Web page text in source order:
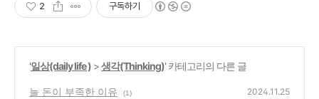
2 구독하기
'일상(daily life ) >생각(Thinking)' 카테고리의 다른 글
늘 돈이 부족한 이유 (1) 2024.11.25